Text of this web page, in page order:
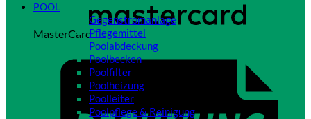
MasterCard
POOL
Gegenstromanlage
Pflegemittel
Poolabdeckung
Poolbecken
Poolfilter
Poolheizung
Poolleiter
Poolpflege & Reinigung